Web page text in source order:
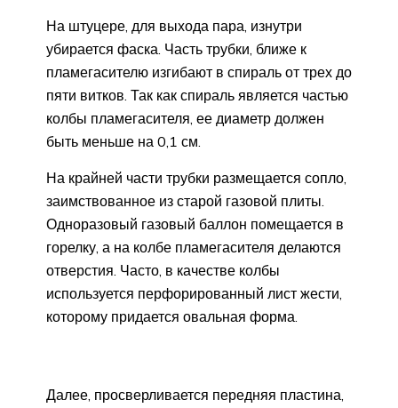
На штуцере, для выхода пара, изнутри
убирается фаска. Часть трубки, ближе к
пламегасителю изгибают в спираль от трех до
пяти витков. Так как спираль является частью
колбы пламегасителя, ее диаметр должен
быть меньше на 0,1 см.
На крайней части трубки размещается сопло,
заимствованное из старой газовой плиты.
Одноразовый газовый баллон помещается в
горелку, а на колбе пламегасителя делаются
отверстия. Часто, в качестве колбы
используется перфорированный лист жести,
которому придается овальная форма.
Далее, просверливается передняя пластина,